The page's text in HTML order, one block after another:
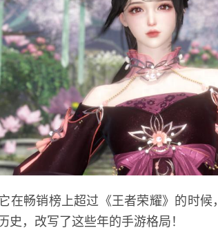
在畅销榜上超过《王者荣耀》的时
史，改写了这些年的手游格局！